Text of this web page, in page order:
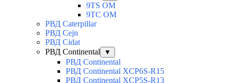
9TS OM
9TC OM
РВД Caterpillar
РВД Cejn
РВД Cidat
РВД Continental
▼
РВД Continental
РВД Continental XCP6S-R15
РВД Continental XCP5S-R13